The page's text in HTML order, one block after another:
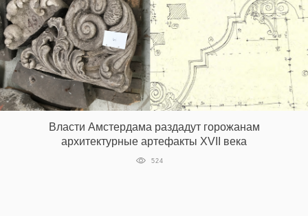
Власти Амстердама раздадут горожанам
архитектурные артефакты XVII века
524